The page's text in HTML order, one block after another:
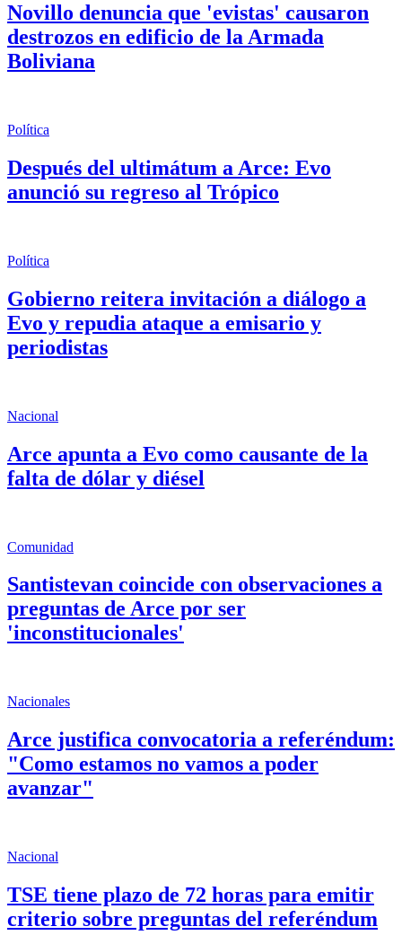
Novillo denuncia que 'evistas' causaron
destrozos en edificio de la Armada
Boliviana
Política
Después del ultimátum a Arce: Evo
anunció su regreso al Trópico
Política
Gobierno reitera invitación a diálogo a
Evo y repudia ataque a emisario y
periodistas
Nacional
Arce apunta a Evo como causante de la
falta de dólar y diésel
Comunidad
Santistevan coincide con observaciones a
preguntas de Arce por ser
'inconstitucionales'
Nacionales
Arce justifica convocatoria a referéndum:
"Como estamos no vamos a poder
avanzar"
Nacional
TSE tiene plazo de 72 horas para emitir
criterio sobre preguntas del referéndum